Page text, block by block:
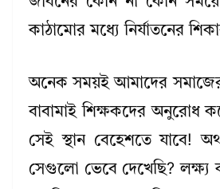
কাঠামোর মধ্যে নির্যাতনের
অনেক সময়ই আমাদের সমাজের
বাবামাই শিক্ষকদের অনুরোধ
সেই স্থান বেহেশতে
সেগুলো ভেবে দেখেছি? লক্ষ্য